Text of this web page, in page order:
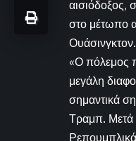
αισιόδοξος,
στο μέτωπο
Ουάσινγκτον.
«Ο πόλεμος
μεγάλη
σημαντικά
Τραμπ. Μετά